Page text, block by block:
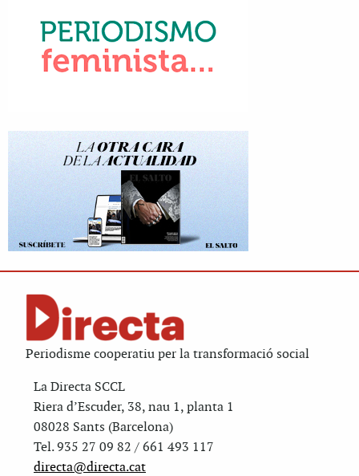
Periodisme cooperatiu per la transformació social
La Directa SCCL
Riera d’Escuder, 38, nau 1, planta 1
08028 Sants (Barcelona)
Tel. 935 27 09 82 / 661 493 117
directa@directa.cat